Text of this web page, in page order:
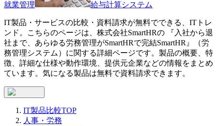
就業管理 給与計算システム
IT製品・サービスの比較・資料請求が無料でできる、ITトレ
ンド。こちらのページは、 株式会社SmartHRの 『 入社から退
社まで、あらゆる労務管理がSmartHRで完結SmartHR 』（労
務管理システム ）に関する詳細ページです。製品の概要、特
徴、詳細な仕様や動作環境、提供元企業などの情報をまとめ
ています。気になる製品は無料で資料請求できます。
IT製品比較TOP
人事・労務